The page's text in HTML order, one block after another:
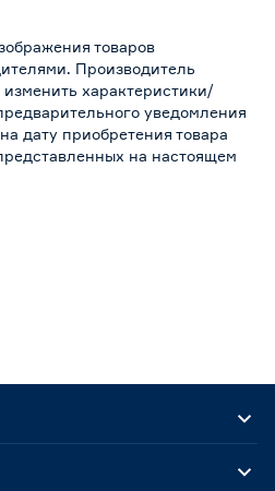
товаров
Производитель
изменить характеристики/
уведомления
дату приобретения товара
на настоящем